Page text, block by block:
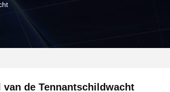
van de Tennantschildwacht